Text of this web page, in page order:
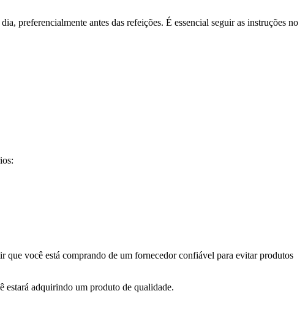
preferencialmente antes das refeições. É essencial seguir as instruções no
você está comprando de um fornecedor confiável para evitar produtos
estará adquirindo um produto de qualidade.